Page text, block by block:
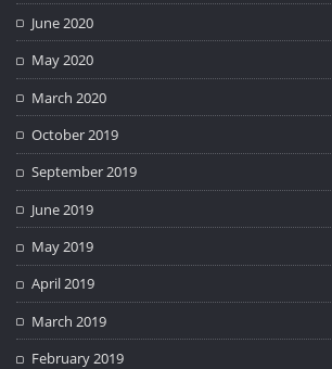
June 2020
May 2020
March 2020
October 2019
September 2019
June 2019
May 2019
April 2019
March 2019
February 2019